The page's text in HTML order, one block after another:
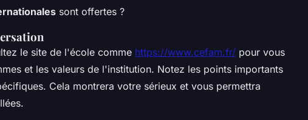
sont offertes ?
le site de l'école comme https://www.cefam.fr/ pour vous
et les valeurs de l'institution. Notez les points importants
Cela montrera votre sérieux et vous permettra